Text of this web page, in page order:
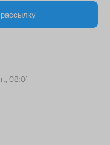
08:01